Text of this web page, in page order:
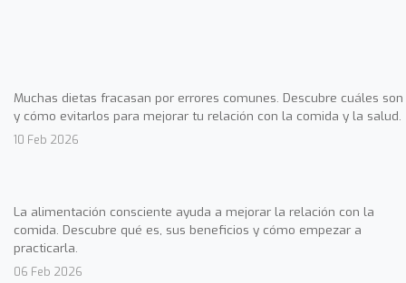
Muchas dietas fracasan por errores comunes. Descubre cuáles son
y cómo evitarlos para mejorar tu relación con la comida y la salud.
10 Feb 2026
La alimentación consciente ayuda a mejorar la relación con la
comida. Descubre qué es, sus beneficios y cómo empezar a
practicarla.
06 Feb 2026